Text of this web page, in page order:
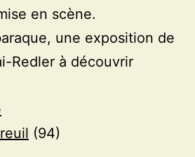
en scène.
une exposition de
Redler à découvrir
(94)